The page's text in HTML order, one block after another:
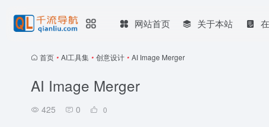
网站首页 关于本站
首页 • AI工具集 • 创意设计 • AI Image Merger
AI Image Merger
425 0 0